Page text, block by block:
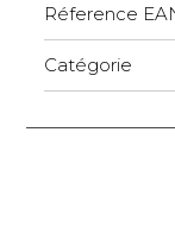
Réference
Catégorie